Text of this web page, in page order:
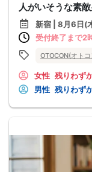
人がいそうな素
新宿 | 8月6日(
受付終了まで2
OTOCON(オトコ
女性 残りわず
男性 残りわず